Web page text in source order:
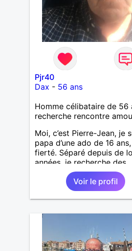
Pjr40
Dax - 56 ans
Homme célibataire de 56
recherche rencontre
Moi, c’est Pierre-Jean, je
papa d’une ado de 16
fierté. Séparé depuis de
années, je recherche des
affinités amicales afin de
rompre une solitude
difficile à gérer ainsi que
le vague à l’âme. L’amitié
yeux mais peut se décliner
des sentiments plus
« Le temps fera son
Voir le profil